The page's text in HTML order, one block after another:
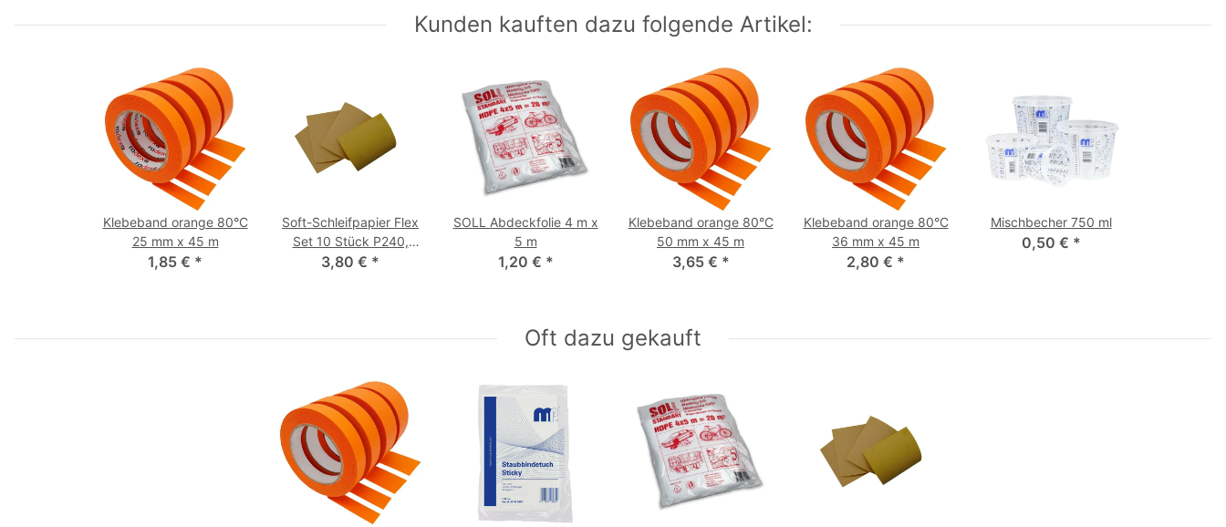
Kunden kauften dazu folgende Artikel:
Klebeband orange 80°C
25 mm x 45 m
1,85 € *
Soft-Schleifpapier Flex
Set 10 Stück P240,
400, 600, 800
3,80 € *
SOLL Abdeckfolie 4 m x
5 m
1,20 € *
Klebeband orange 80°C
50 mm x 45 m
3,65 € *
Klebeband orange 80°C
36 mm x 45 m
2,80 € *
Mischbecher 750 ml
0,50 € *
Oft dazu gekauft